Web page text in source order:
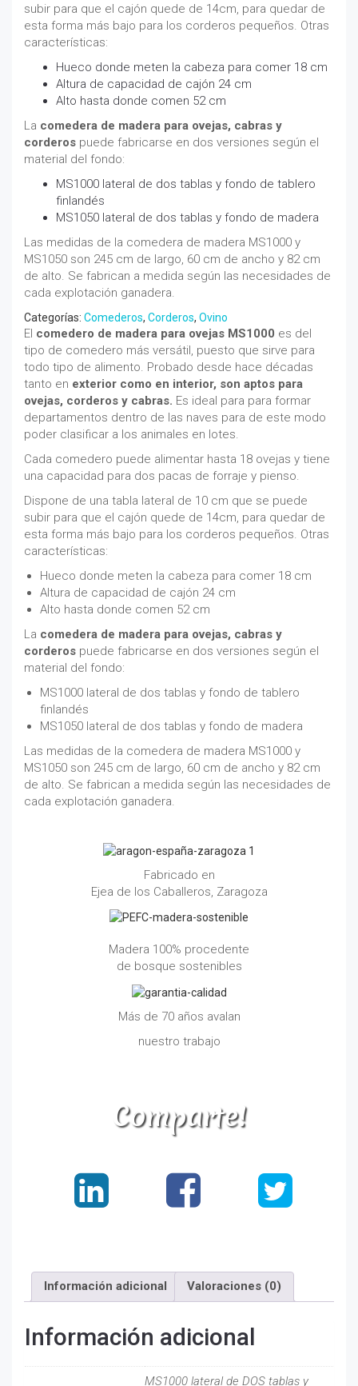
subir para que el cajón quede de 14cm, para quedar de
esta forma más bajo para los corderos pequeños. Otras
características:
Hueco donde meten la cabeza para comer 18 cm
Altura de capacidad de cajón 24 cm
Alto hasta donde comen 52 cm
La comedera de madera para ovejas, cabras y
corderos puede fabricarse en dos versiones según el
material del fondo:
MS1000 lateral de dos tablas y fondo de tablero
finlandés
MS1050 lateral de dos tablas y fondo de madera
Las medidas de la comedera de madera MS1000 y
MS1050 son 245 cm de largo, 60 cm de ancho y 82 cm
de alto. Se fabrican a medida según las necesidades de
cada explotación ganadera.
Categorías: Comederos, Corderos, Ovino
El comedero de madera para ovejas MS1000 es del
tipo de comedero más versátil, puesto que sirve para
todo tipo de alimento. Probado desde hace décadas
tanto en exterior como en interior, son aptos para
ovejas, corderos y cabras. Es ideal para para formar
departamentos dentro de las naves para de este modo
poder clasificar a los animales en lotes.
Cada comedero puede alimentar hasta 18 ovejas y tiene
una capacidad para dos pacas de forraje y pienso.
Dispone de una tabla lateral de 10 cm que se puede
subir para que el cajón quede de 14cm, para quedar de
esta forma más bajo para los corderos pequeños. Otras
características:
Hueco donde meten la cabeza para comer 18 cm
Altura de capacidad de cajón 24 cm
Alto hasta donde comen 52 cm
La comedera de madera para ovejas, cabras y
corderos puede fabricarse en dos versiones según el
material del fondo:
MS1000 lateral de dos tablas y fondo de tablero
finlandés
MS1050 lateral de dos tablas y fondo de madera
Las medidas de la comedera de madera MS1000 y
MS1050 son 245 cm de largo, 60 cm de ancho y 82 cm
de alto. Se fabrican a medida según las necesidades de
cada explotación ganadera.
Fabricado en
Ejea de los Caballeros, Zaragoza
Madera 100% procedente
de bosque sostenibles
Más de 70 años avalan
nuestro trabajo
Comparte!
Información adicional Valoraciones (0)
Información adicional
MS1000 lateral de DOS tablas y